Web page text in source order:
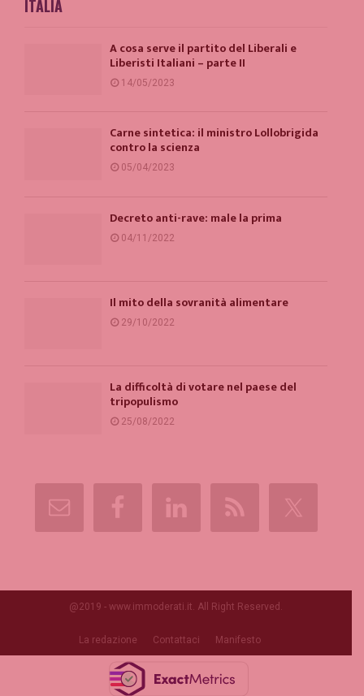
ITALIA
A cosa serve il partito del Liberali e
Liberisti Italiani – parte II
14/05/2023
Carne sintetica: il ministro Lollobrigida
contro la scienza
05/04/2023
Decreto anti-rave: male la prima
04/11/2022
Il mito della sovranità alimentare
29/10/2022
La difficoltà di votare nel paese del
tripopulismo
25/08/2022
@2019 - www.immoderati.it. All Right Reserved.
La redazione Contattaci Manifesto